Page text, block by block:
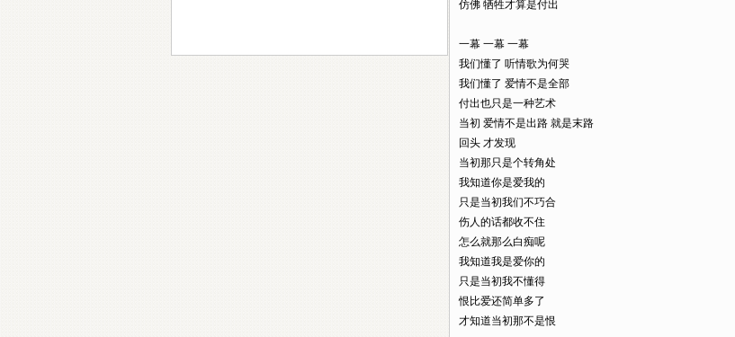
仿佛 牺牲才算是付出
一幕 一幕 一幕
我们懂了 听情歌为何哭
我们懂了 爱情不是全部
付出也只是一种艺术
当初 爱情不是出路 就是末路
回头 才发现
当初那只是个转角处
我知道你是爱我的
只是当初我们不巧合
伤人的话都收不住
怎么就那么白痴呢
我知道我是爱你的
只是当初我不懂得
恨比爱还简单多了
才知道当初那不是恨